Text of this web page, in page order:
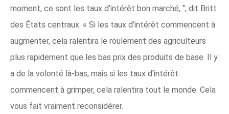
moment, ce sont les taux d'intérêt bon marché, ", dit Britt
des États centraux. « Si les taux d'intérêt commencent à
augmenter, cela ralentira le roulement des agriculteurs
plus rapidement que les bas prix des produits de base. Il y
a de la volonté là-bas, mais si les taux d'intérêt
commencent à grimper, cela ralentira tout le monde. Cela
vous fait vraiment reconsidérer.